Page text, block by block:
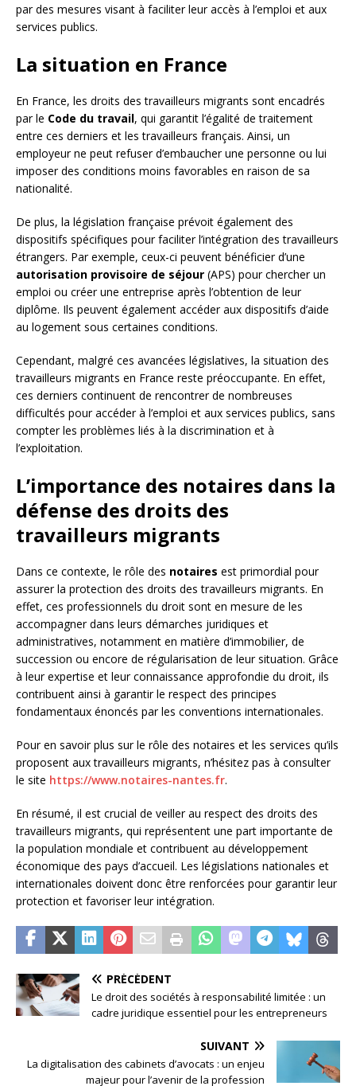
par des mesures visant à faciliter leur accès à l’emploi et aux
services publics.
La situation en France
En France, les droits des travailleurs migrants sont encadrés
par le Code du travail, qui garantit l’égalité de traitement
entre ces derniers et les travailleurs français. Ainsi, un
employeur ne peut refuser d’embaucher une personne ou lui
imposer des conditions moins favorables en raison de sa
nationalité.
De plus, la législation française prévoit également des
dispositifs spécifiques pour faciliter l’intégration des travailleurs
étrangers. Par exemple, ceux-ci peuvent bénéficier d’une
autorisation provisoire de séjour (APS) pour chercher un
emploi ou créer une entreprise après l’obtention de leur
diplôme. Ils peuvent également accéder aux dispositifs d’aide
au logement sous certaines conditions.
Cependant, malgré ces avancées législatives, la situation des
travailleurs migrants en France reste préoccupante. En effet,
ces derniers continuent de rencontrer de nombreuses
difficultés pour accéder à l’emploi et aux services publics, sans
compter les problèmes liés à la discrimination et à
l’exploitation.
L’importance des notaires dans la
défense des droits des
travailleurs migrants
Dans ce contexte, le rôle des notaires est primordial pour
assurer la protection des droits des travailleurs migrants. En
effet, ces professionnels du droit sont en mesure de les
accompagner dans leurs démarches juridiques et
administratives, notamment en matière d’immobilier, de
succession ou encore de régularisation de leur situation. Grâce
à leur expertise et leur connaissance approfondie du droit, ils
contribuent ainsi à garantir le respect des principes
fondamentaux énoncés par les conventions internationales.
Pour en savoir plus sur le rôle des notaires et les services qu’ils
proposent aux travailleurs migrants, n’hésitez pas à consulter
le site https://www.notaires-nantes.fr.
En résumé, il est crucial de veiller au respect des droits des
travailleurs migrants, qui représentent une part importante de
la population mondiale et contribuent au développement
économique des pays d’accueil. Les législations nationales et
internationales doivent donc être renforcées pour garantir leur
protection et favoriser leur intégration.
PRÉCÉDENT
Le droit des sociétés à responsabilité limitée : un
cadre juridique essentiel pour les entrepreneurs
SUIVANT
La digitalisation des cabinets d’avocats : un enjeu
majeur pour l’avenir de la profession